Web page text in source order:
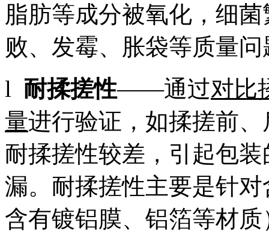
脂肪等成分被氧化，细
败、发霉、胀袋等质量问
l 耐揉搓性——通过对比
量进行验证，如揉搓前
耐揉搓性较差，引起包
漏。耐揉搓性主要是针
含有镀铝膜、铝箔等材质